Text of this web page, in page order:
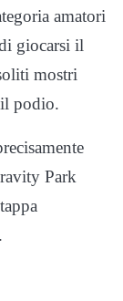
amatori
giocarsi il
mostri
podio.
Park